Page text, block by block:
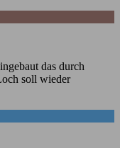
das durch
soll wieder